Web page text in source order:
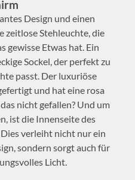
Design und einen
zeitlose Stehleuchte, die
gewisse Etwas hat. Ein
Sockel, der perfekt zu
passt. Der luxuriöse
und hat eine rosa
nicht gefallen? Und um
ist die Innenseite des
verleiht nicht nur ein
sondern sorgt auch für
Licht.